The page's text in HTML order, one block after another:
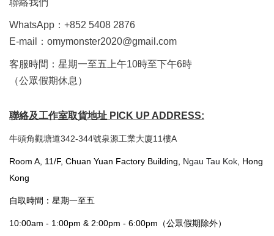
聯絡我們
WhatsApp：+852 5408 2876
E-mail：omymonster2020@gmail.com
客服時間：星期一至五上午10時至下午6時
（公眾假期休息）
聯絡及工作室取貨地址 PICK UP ADDRESS:
牛頭角觀塘道342-344號泉源工業大廈11樓A
Room A, 11/F, Chuan Yuan Factory Building, Ngau Tau Kok , Hong
Kong
自取時間：星期一至五
10:00am - 1:00pm & 2:00pm - 6:00pm（公眾假期除外）